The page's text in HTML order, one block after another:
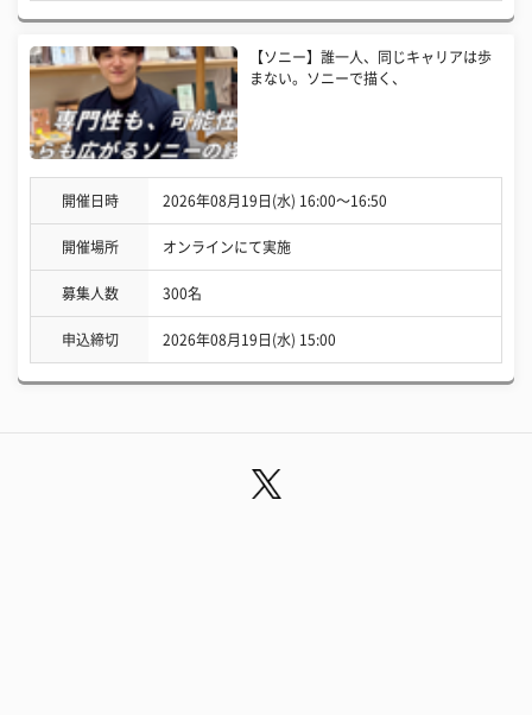
【ソニー】誰一人、同じキャリアは歩
まない。ソニーで描く、
開催日時 2026年08月19日(水) 16:00〜16:50
開催場所 オンラインにて実施
募集人数 300名
申込締切 2026年08月19日(水) 15:00